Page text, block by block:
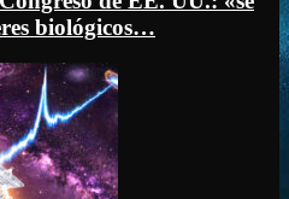
biológicos…